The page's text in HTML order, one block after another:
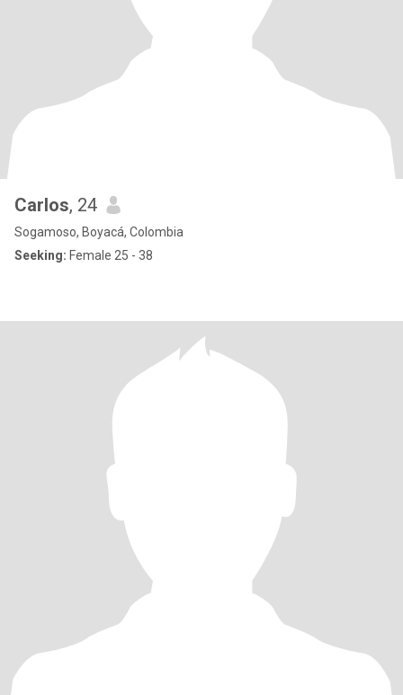
Carlos, 24
Sogamoso, Boyacá, Colombia
Seeking: Female 25 - 38